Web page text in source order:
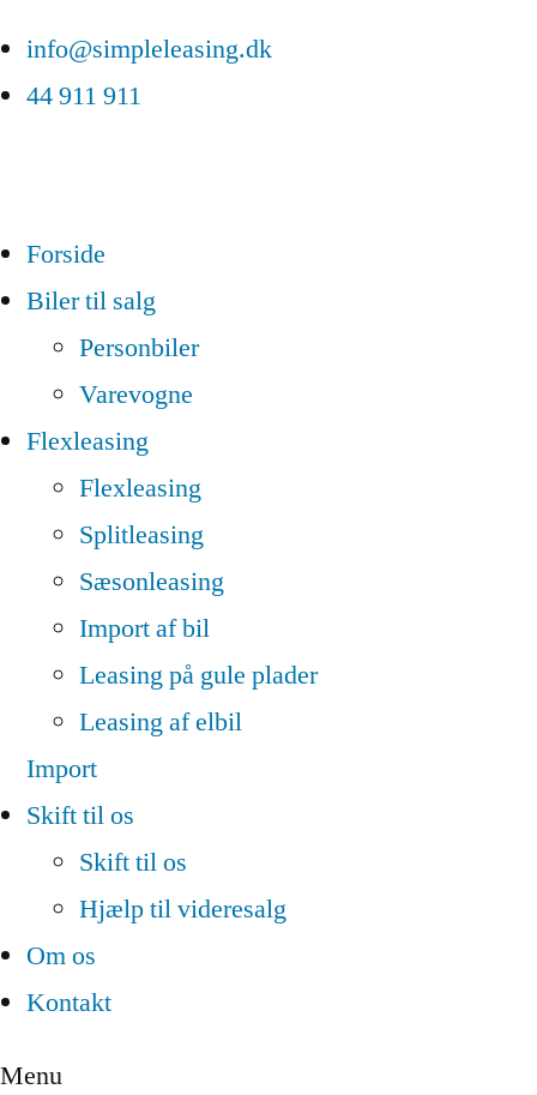
info@simpleleasing.dk
44 911 911
Forside
Biler til salg
Personbiler
Varevogne
Flexleasing
Flexleasing
Splitleasing
Sæsonleasing
Import af bil
Leasing på gule plader
Leasing af elbil
Import
Skift til os
Skift til os
Hjælp til videresalg
Om os
Kontakt
Menu